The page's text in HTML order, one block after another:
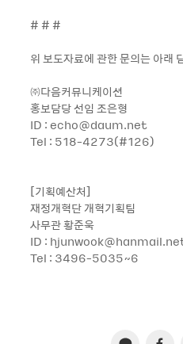
# # #
위 보도자료에 관한 문의는 아래
㈜다음커뮤니케이션
홍보담당 선임 조은형
ID : echo@daum.net
Tel : 518-4273(#126)
[기획예산처]
재정개혁단 개혁기획팀
사무관 황준욱
ID :
Tel : 3496-5035~6